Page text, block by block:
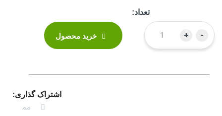
تعداد:
-
+ خرید محصول
اشتراک گذاری: